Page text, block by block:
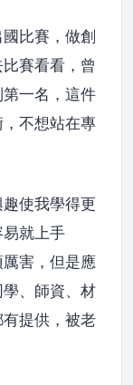
比賽，做創
賽看看，曾
一名，這件
不想站在專
使我學得更
就上手
害，但是應
、師資、材
提供，被老